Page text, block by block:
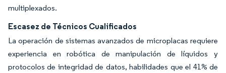
multiplexados.
Escasez de Técnicos Cualificados
La operación de sistemas avanzados de microplacas requiere
experiencia en robótica de manipulación de líquidos y
protocolos de integridad de datos, habilidades que el 41% de